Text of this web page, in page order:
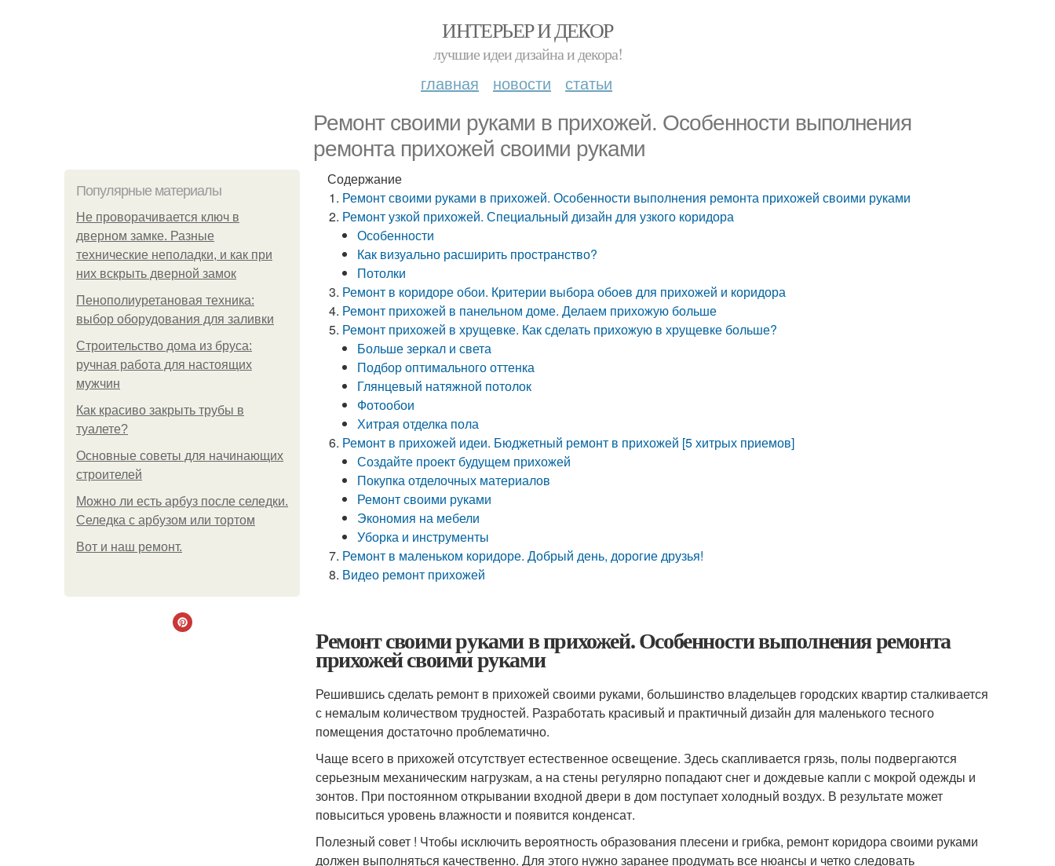
ИНТЕРЬЕР И ДЕКОР
лучшие идеи дизайна и декора!
главная новости статьи
Ремонт своими руками в прихожей. Особенности выполнения
ремонта прихожей своими руками
Популярные материалы
Не проворачивается ключ в
дверном замке. Разные
технические неполадки, и как при
них вскрыть дверной замок
Пенополиуретановая техника:
выбор оборудования для заливки
Строительство дома из бруса:
ручная работа для настоящих
мужчин
Как красиво закрыть трубы в
туалете?
Основные советы для начинающих
строителей
Можно ли есть арбуз после селедки.
Селедка с арбузом или тортом
Boт и наш ремoнт.
Содержание
Ремонт своими руками в прихожей. Особенности выполнения ремонта прихожей своими руками
Ремонт узкой прихожей. Специальный дизайн для узкого коридора
Особенности
Как визуально расширить пространство?
Потолки
Ремонт в коридоре обои. Критерии выбора обоев для прихожей и коридора
Ремонт прихожей в панельном доме. Делаем прихожую больше
Ремонт прихожей в хрущевке. Как сделать прихожую в хрущевке больше?
Больше зеркал и света
Подбор оптимального оттенка
Глянцевый натяжной потолок
Фотообои
Хитрая отделка пола
Ремонт в прихожей идеи. Бюджетный ремонт в прихожей [5 хитрых приемов]
Создайте проект будущем прихожей
Покупка отделочных материалов
Ремонт своими руками
Экономия на мебели
Уборка и инструменты
Ремонт в маленьком коридоре. Добрый день, дорогие друзья!
Видео ремонт прихожей
Ремонт своими руками в прихожей. Особенности выполнения ремонта
прихожей своими руками
Решившись сделать ремонт в прихожей своими руками, большинство владельцев городских квартир сталкивается
с немалым количеством трудностей. Разработать красивый и практичный дизайн для маленького тесного
помещения достаточно проблематично.
Чаще всего в прихожей отсутствует естественное освещение. Здесь скапливается грязь, полы подвергаются
серьезным механическим нагрузкам, а на стены регулярно попадают снег и дождевые капли с мокрой одежды и
зонтов. При постоянном открывании входной двери в дом поступает холодный воздух. В результате может
повыситься уровень влажности и появится конденсат.
Полезный совет ! Чтобы исключить вероятность образования плесени и грибка, ремонт коридора своими руками
должен выполняться качественно. Для этого нужно заранее продумать все нюансы и четко следовать